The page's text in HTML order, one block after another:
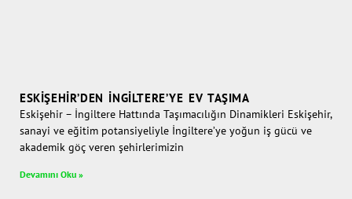
ESKIŞEHIR’DEN İNGILTERE’YE EV TAŞIMA
Eskişehir – İngiltere Hattında Taşımacılığın Dinamikleri Eskişehir,
sanayi ve eğitim potansiyeliyle İngiltere’ye yoğun iş gücü ve
akademik göç veren şehirlerimizin
Devamını Oku »